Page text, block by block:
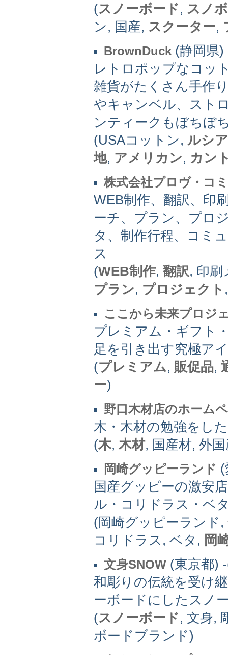
(スノーボード, スノボ
ン, 国産, スクーター,
BrownDuck (静岡県)
レトロポップなコッ
雑貨がたくさん手作
やキャンベル、スト
ンティークもぼちぼ
(USAコットン, ルシ
地, アメリカン, カン
株式会社プロヴ・コ
WEB制作、翻訳、印
ーチ、プラン、プロ
タ、制作行程、コミ
ス
(WEB制作, 翻訳, 印
プラン, プロジェクト
ここから未来プロジ
プレミアム・ギフト
足を引き出す究極ア
(プレミアム, 販促品,
ー)
野口木材店のホーム
木・木材の勉強をし
(木, 木材, 国産材, 外
岡崎グッピーランド (
国産グッピーの激安
ル・コリドラス・ベ
(岡崎グッピーランド,
コリドラス, ベタ, 岡
文身SNOW (東京都)
和彫りの伝統を受け
ーボードにしたスノ
(スノーボード, 文身,
ボードブランド)